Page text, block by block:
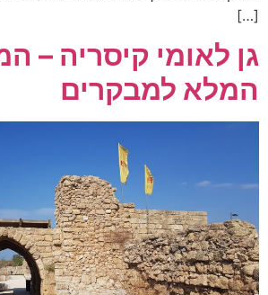
[…]
גן לאומי קיסריה –
המלא למבקרים